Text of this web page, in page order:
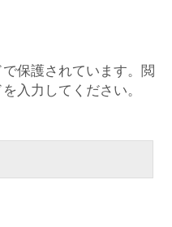
保護されています。閲
入力してください。